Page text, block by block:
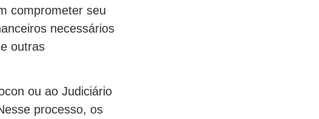
comprometer seu
necessários
outras
ou ao Judiciário
processo, os